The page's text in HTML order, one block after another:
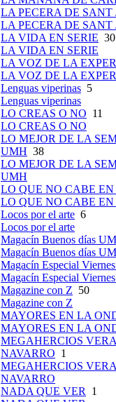
LA PECERA DE SANT
LA PECERA DE SANT
LA VIDA EN SERIE 30
LA VIDA EN SERIE
LA VOZ DE LA
LA VOZ DE LA
Lenguas viperinas 5
Lenguas viperinas
LO CREAS O NO 11
LO CREAS O NO
LO MEJOR DE LA
UMH 38
LO MEJOR DE LA
UMH
LO QUE NO CABE
LO QUE NO CABE
Locos por el arte 6
Locos por el arte
Magacín Buenos días
Magacín Buenos días
Magacín Especial
Magacín Especial
Magazine con Z 50
Magazine con Z
MAYORES EN LA
MAYORES EN LA
MEGAHERCIOS
NAVARRO 1
MEGAHERCIOS
NAVARRO
NADA QUE VER
1